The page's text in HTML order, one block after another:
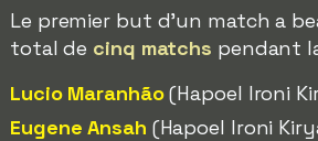
Le premier but d'un match a
total de cinq matchs pendant
Lucio Maranhão(Hapoel Ironi
Eugene Ansah (Hapoel Ironi